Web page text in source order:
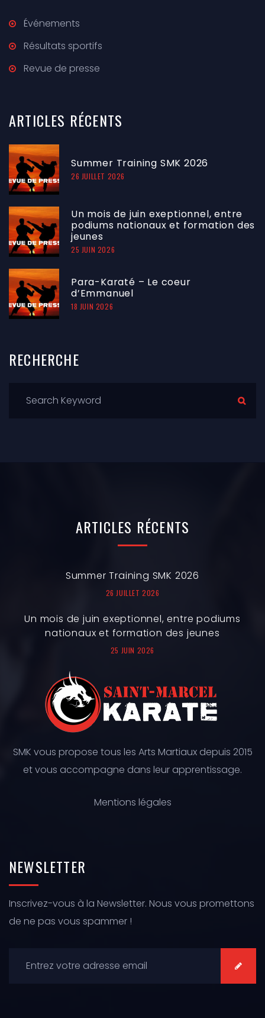
Événements
Résultats sportifs
Revue de presse
ARTICLES RÉCENTS
Summer Training SMK 2026
26 JUILLET 2026
Un mois de juin exeptionnel, entre
podiums nationaux et formation des
jeunes
25 JUIN 2026
Para-Karaté – Le coeur
d’Emmanuel
18 JUIN 2026
RECHERCHE
ARTICLES RÉCENTS
Summer Training SMK 2026
26 JUILLET 2026
Un mois de juin exeptionnel, entre podiums
nationaux et formation des jeunes
25 JUIN 2026
SMK vous propose tous les Arts Martiaux depuis 2015
et vous accompagne dans leur apprentissage.
Mentions légales
NEWSLETTER
Inscrivez-vous à la Newsletter. Nous vous promettons
de ne pas vous spammer !